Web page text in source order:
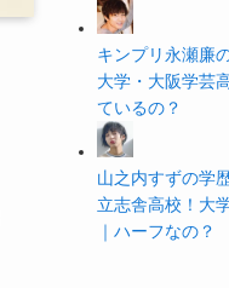
キンプリ永瀬廉
大学・大阪学芸
ているの？
山之内すずの学
立志舎高校！大
｜ハーフなの？